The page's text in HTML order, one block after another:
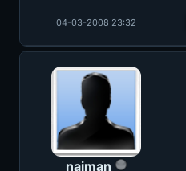
04-03-2008 23:32
naiman